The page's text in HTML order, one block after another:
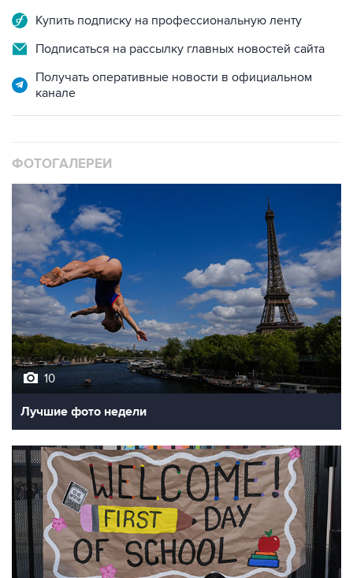
Подписаться на рассылку главных новостей сайта
Получать оперативные новости в официальном
10
Лучшие фото недели